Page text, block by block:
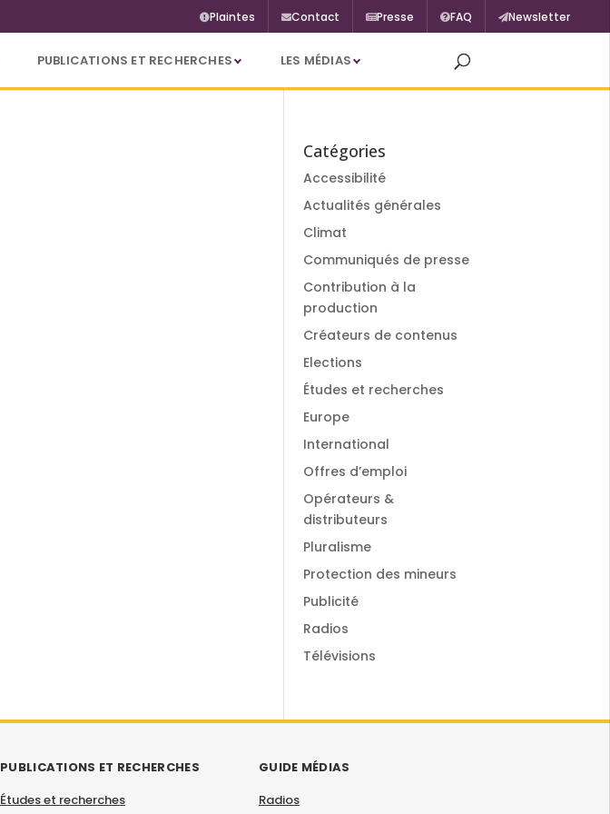
Plaintes Contact Presse FAQ Newsletter
PUBLICATIONS ET RECHERCHES LES MÉDIAS
Catégories
Accessibilité
Actualités générales
Climat
Communiqués de presse
Contribution à la
production
Créateurs de contenus
Elections
Études et recherches
Europe
International
Offres d’emploi
Opérateurs &
distributeurs
Pluralisme
Protection des mineurs
Publicité
Radios
Télévisions
PUBLICATIONS ET RECHERCHES
Études et recherches
GUIDE MÉDIAS
Radios